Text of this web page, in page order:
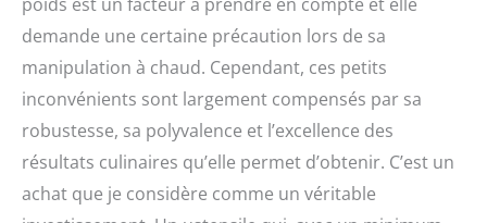
demande une certaine précaution lors de sa
manipulation à chaud. Cependant, ces petits
inconvénients sont largement compensés par sa
robustesse, sa polyvalence et l’excellence des
résultats culinaires qu’elle permet d’obtenir. C’est un
achat que je considère comme un véritable